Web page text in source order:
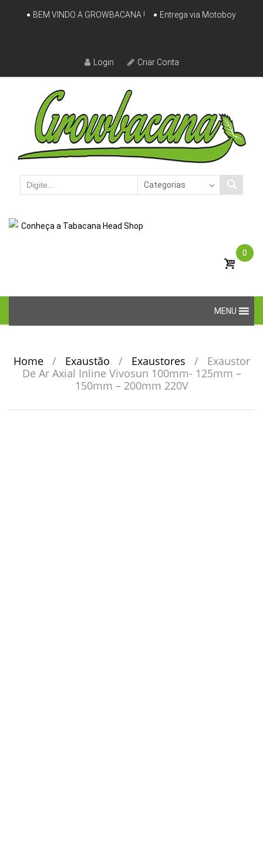
Skip
BEM VINDO A GROWBACANA ! Entrega via Motoboy
Login Criar Conta
Conheça a Tabacana Head Shop
0
content
MENU
Home / Exaustão / Exaustores /
Exaustor
De Ar Axial Inline Vivosun 100mm- 125mm –
150mm – 200mm 220V